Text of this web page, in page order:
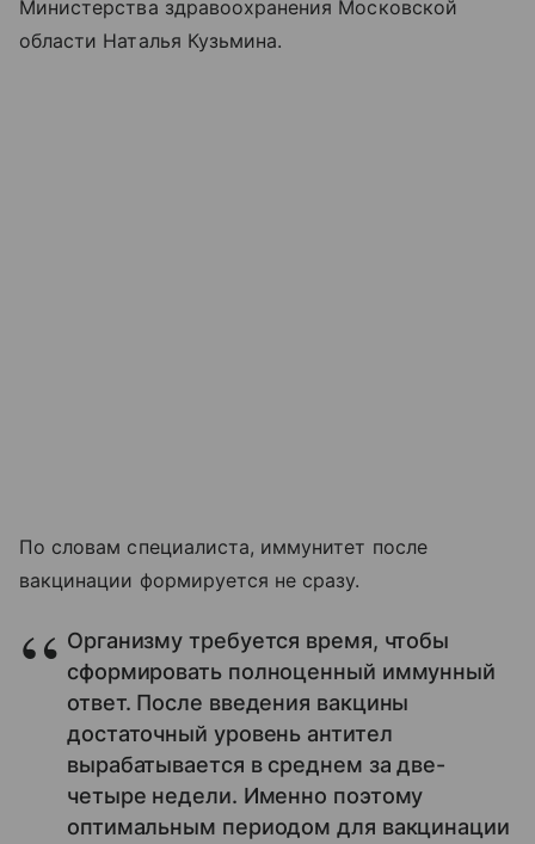
Министерства здравоохранения Московской
области Наталья Кузьмина.
По словам специалиста, иммунитет после
вакцинации формируется не сразу.
Организму требуется время, чтобы
сформировать полноценный иммунный
ответ. После введения вакцины
достаточный уровень антител
вырабатывается в среднем за две-
четыре недели. Именно поэтому
оптимальным периодом для вакцинации